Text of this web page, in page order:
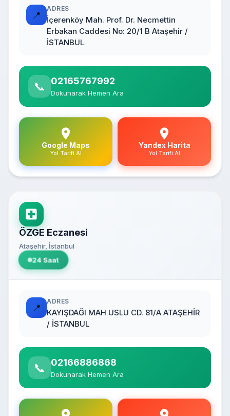
📍
ADRES
İçerenköy Mah. Prof. Dr. Necmettin
Erbakan Caddesi No: 20/1 B Ataşehir /
İSTANBUL
📞 02165767992
Dokunarak Hemen Ara
Google Maps
Yol Tarifi Al
Yandex Harita
Yol Tarifi Al
ÖZGE Eczanesi
Ataşehir, İstanbul
24 Saat
📍
ADRES
KAYIŞDAĞI MAH USLU CD. 81/A ATAŞEHİR
/ İSTANBUL
📞 02166886868
Dokunarak Hemen Ara